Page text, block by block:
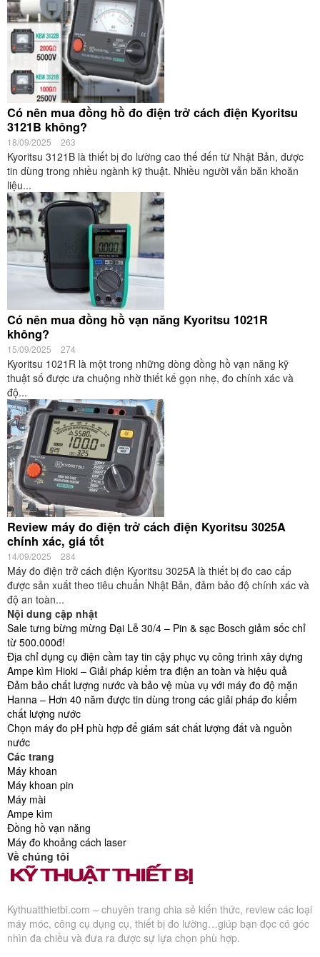
Có nên mua đồng hồ đo điện trở cách điện Kyoritsu
3121B không?
18/09/2025 263
Kyoritsu 3121B là thiết bị đo lường cao thế đến từ Nhật Bản, được
tin dùng trong nhiều ngành kỹ thuật. Nhiều người vẫn băn khoăn
liệu...
Có nên mua đồng hồ vạn năng Kyoritsu 1021R
không?
15/09/2025 274
Kyoritsu 1021R là một trong những dòng đồng hồ vạn năng kỹ
thuật số được ưa chuộng nhờ thiết kế gọn nhẹ, đo chính xác và
độ...
Review máy đo điện trở cách điện Kyoritsu 3025A
chính xác, giá tốt
14/09/2025 284
Máy đo điện trở cách điện Kyoritsu 3025A là thiết bị đo cao cấp
được sản xuất theo tiêu chuẩn Nhật Bản, đảm bảo độ chính xác và
độ an toàn...
Nội dung cập nhật
Sale tưng bừng mừng Đại Lễ 30/4 – Pin & sạc Bosch giảm sốc chỉ
từ 500.000đ!
Địa chỉ dụng cụ điện cầm tay tin cậy phục vụ công trình xây dựng
Ampe kìm Hioki – Giải pháp kiểm tra điện an toàn và hiệu quả
Đảm bảo chất lượng nước và bảo vệ mùa vụ với máy đo độ mặn
Hanna – Hơn 40 năm được tin dùng trong các giải pháp đo kiểm
chất lượng nước
Chọn máy đo pH phù hợp để giám sát chất lượng đất và nguồn
nước
Các trang
Máy khoan
Máy khoan pin
Máy mài
Ampe kìm
Đồng hồ vạn năng
Máy đo khoảng cách laser
Về chúng tôi
Kythuatthietbi.com – chuyên trang chia sẻ kiến thức, review các loại
máy móc, công cụ dụng cụ, thiết bị đo lường…giúp bạn đọc có góc
nhìn đa chiều và đưa ra được sự lựa chọn phù hợp.